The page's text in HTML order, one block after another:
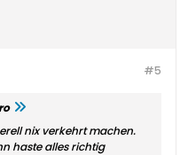
#5
nix verkehrt machen.
haste alles richtig